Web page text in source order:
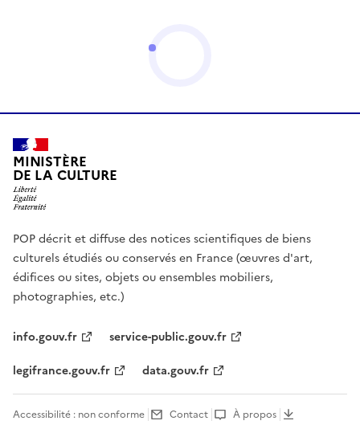
MINISTÈRE
DE LA CULTURE
POP décrit et diffuse des notices scientifiques de biens
culturels étudiés ou conservés en France (œuvres d'art,
édifices ou sites, objets ou ensembles mobiliers,
photographies, etc.)
info.gouv.fr
service-public.gouv.fr
legifrance.gouv.fr
data.gouv.fr
Accessibilité : non conforme Contact À propos